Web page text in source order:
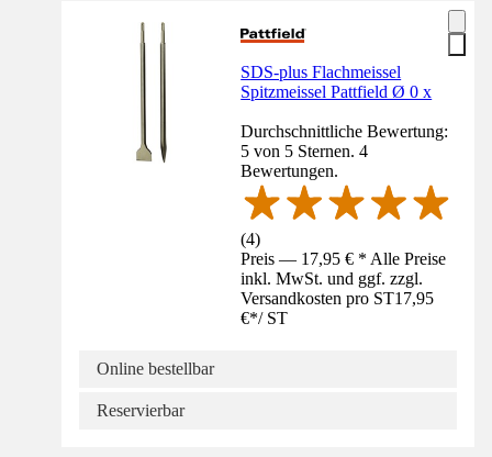
SDS-plus Flachmeissel
Spitzmeissel Pattfield Ø 0 x
Durchschnittliche Bewertung:
5 von 5 Sternen. 4
Bewertungen.
(4)
Preis — 17,95 € * Alle Preise
inkl. MwSt. und ggf. zzgl.
Versandkosten pro ST17,95
€*/ ST
Online bestellbar
Reservierbar